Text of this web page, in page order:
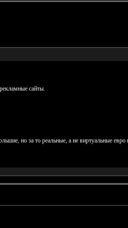
сайты.
но за то реальные, а не виртуальные евро